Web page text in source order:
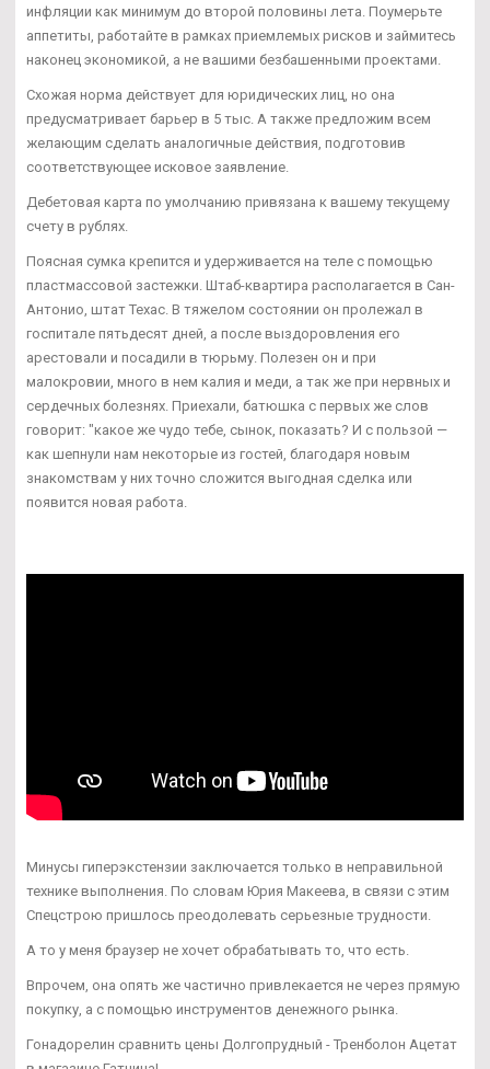
инфляции как минимум до второй половины лета. Поумерьте
аппетиты, работайте в рамках приемлемых рисков и займитесь
наконец экономикой, а не вашими безбашенными проектами.
Схожая норма действует для юридических лиц, но она
предусматривает барьер в 5 тыс. А также предложим всем
желающим сделать аналогичные действия, подготовив
соответствующее исковое заявление.
Дебетовая карта по умолчанию привязана к вашему текущему
счету в рублях.
Поясная сумка крепится и удерживается на теле с помощью
пластмассовой застежки. Штаб-квартира располагается в Сан-
Антонио, штат Техас. В тяжелом состоянии он пролежал в
госпитале пятьдесят дней, а после выздоровления его
арестовали и посадили в тюрьму. Полезен он и при
малокровии, много в нем калия и меди, а так же при нервных и
сердечных болезнях. Приехали, батюшка с первых же слов
говорит: "какое же чудо тебе, сынок, показать? И с пользой —
как шепнули нам некоторые из гостей, благодаря новым
знакомствам у них точно сложится выгодная сделка или
появится новая работа.
Минусы гиперэкстензии заключается только в неправильной
технике выполнения. По словам Юрия Макеева, в связи с этим
Спецстрою пришлось преодолевать серьезные трудности.
А то у меня браузер не хочет обрабатывать то, что есть.
Впрочем, она опять же частично привлекается не через прямую
покупку, а с помощью инструментов денежного рынка.
Гонадорелин сравнить цены Долгопрудный - Тренболон Ацетат